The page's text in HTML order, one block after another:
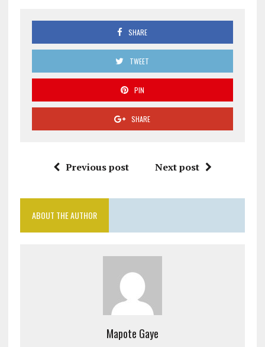
SHARE
TWEET
PIN
SHARE
Previous post Next post
ABOUT THE AUTHOR
Mapote Gaye